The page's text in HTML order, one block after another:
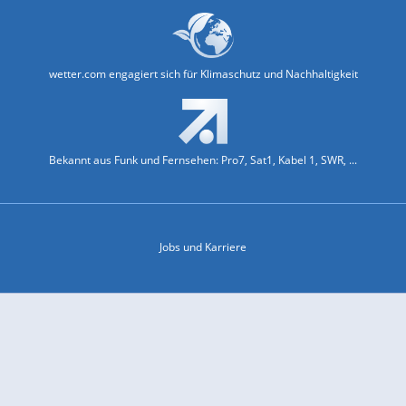
wetter.com engagiert sich für Klimaschutz und Nachhaltigkeit
Bekannt aus Funk und Fernsehen: Pro7, Sat1, Kabel 1, SWR, ...
Jobs und Karriere
Datenschutz & Cookies